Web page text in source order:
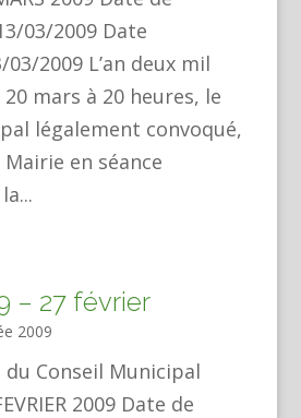
03/2009 Date
03/2009 L’an deux mil
mars à 20 heures, le
légalement convoqué,
Mairie en séance
– 27 février
2009
Conseil Municipal
2009 Date de